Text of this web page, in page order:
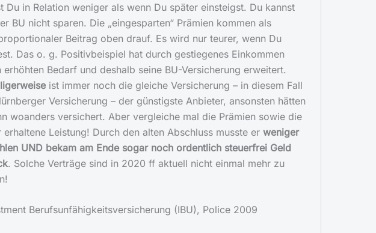
Du in Relation weniger als wenn Du später einsteigst. Du kannst
BU nicht sparen. Die „eingesparten“ Prämien kommen als
Beitrag oben drauf. Es wird nur teurer, wenn Du
Das o. g. Positivbeispiel hat durch gestiegenes Einkommen
erhöhten Bedarf und deshalb seine BU-Versicherung erweitert.
ist immer noch die gleiche Versicherung – in diesem Fall
Versicherung – der günstigste Anbieter, ansonsten hätten
woanders versichert. Aber vergleiche mal die Prämien sowie die
erhaltene Leistung! Durch den alten Abschluss musste er weniger
UND bekam am Ende sogar noch ordentlich steuerfrei Geld
. Solche Verträge sind in 2020 ff aktuell nicht einmal mehr zu
Berufsunfähigkeitsversicherung (IBU), Police 2009